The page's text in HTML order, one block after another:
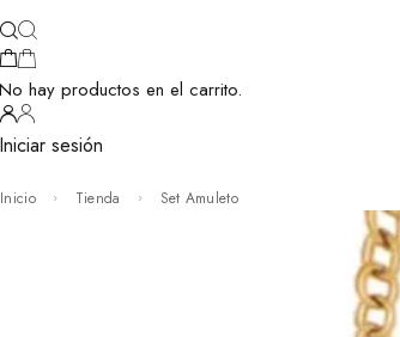
hay productos en el carrito.
sesión
Inicio Tienda Set Amuleto